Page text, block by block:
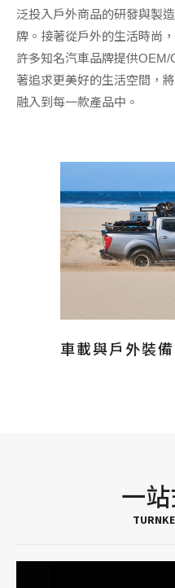
泛投入戶外商品的研發與製
牌。接著從戶外的生活時尚
許多知名汽車品牌提供
著追求更美好的生活空間，
融入到每一款產品中。
車載與戶外裝備
一